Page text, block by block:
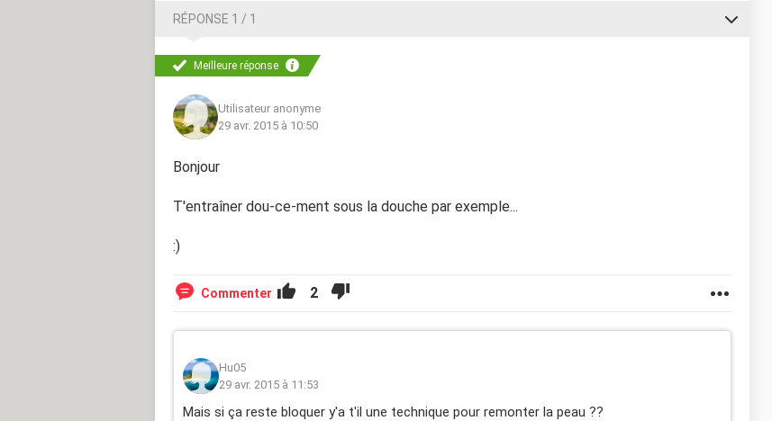
RÉPONSE 1 / 1
Meilleure réponse
Utilisateur anonyme
29 avr. 2015 à 10:50
Bonjour
T'entraîner dou-ce-ment sous la douche par exemple...
:)
Commenter 2
Hu05
29 avr. 2015 à 11:53
Mais si ça reste bloquer y'a t'il une technique pour remonter la peau ??